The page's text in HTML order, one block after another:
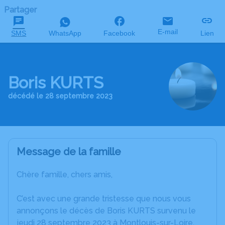
Partager
SMS WhatsApp Facebook E-mail Lien
Boris KURTS
décédé le 28 septembre 2023
Message de la famille
Chère famille, chers amis,
C’est avec une grande tristesse que nous vous
annonçons le décès de Boris KURTS survenu le
jeudi 28 septembre 2023 à Montlouis-sur-Loire.